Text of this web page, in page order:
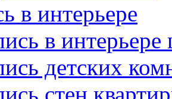
в интерьере
в интерьере
детских